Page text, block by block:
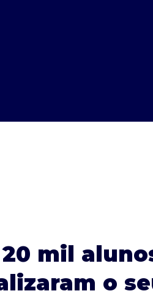
mil
o